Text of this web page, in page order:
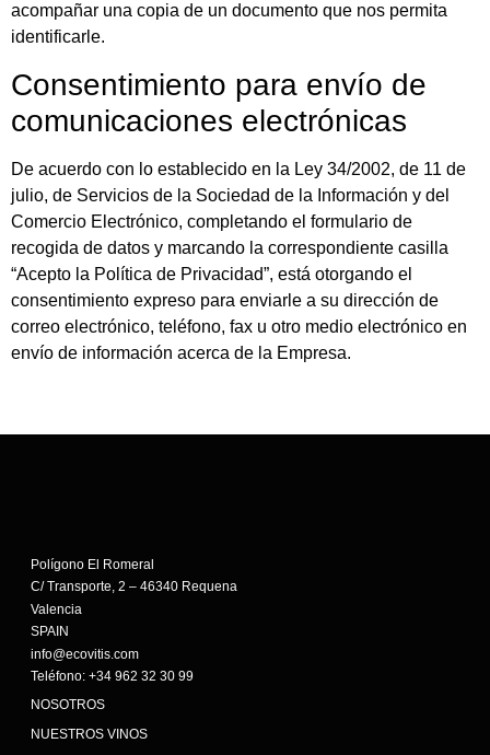
acompañar una copia de un documento que nos permita
identificarle.
Consentimiento para envío de
comunicaciones electrónicas
De acuerdo con lo establecido en la Ley 34/2002, de 11 de
julio, de Servicios de la Sociedad de la Información y del
Comercio Electrónico, completando el formulario de
recogida de datos y marcando la correspondiente casilla
“Acepto la Política de Privacidad”, está otorgando el
consentimiento expreso para enviarle a su dirección de
correo electrónico, teléfono, fax u otro medio electrónico en
envío de información acerca de la Empresa.
Polígono El Romeral
C/ Transporte, 2 – 46340 Requena
Valencia
SPAIN
info@ecovitis.com
Teléfono: +34 962 32 30 99
NOSOTROS
NUESTROS VINOS